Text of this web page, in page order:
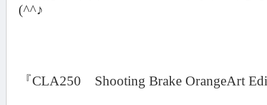
(^^♪
『CLA250 Shooting Brake OrangeArt